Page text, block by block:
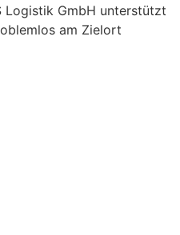
Logistik GmbH unterstützt
am Zielort